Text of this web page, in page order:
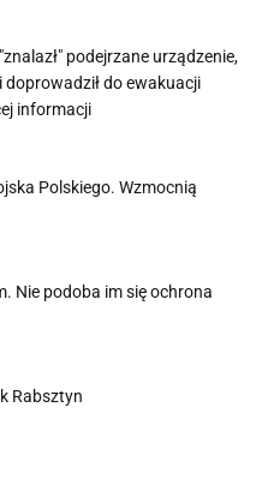
podejrzane urządzenie,
doprowadził do ewakuacji
informacji
Polskiego. Wzmocnią
Nie podoba im się ochrona
Rabsztyn